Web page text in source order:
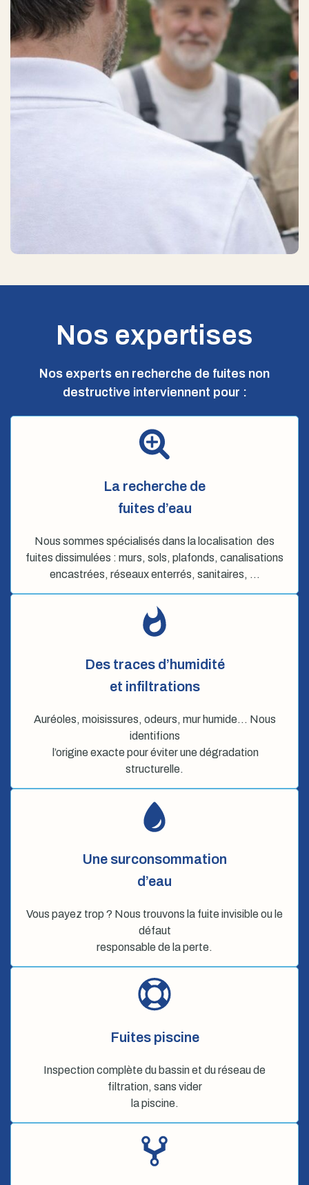
Nos expertises
Nos experts en recherche de fuites non
destructive interviennent pour :
La recherche de
fuites d’eau
Nous sommes spécialisés dans la localisation des
fuites dissimulées : murs, sols, plafonds, canalisations
encastrées, réseaux enterrés, sanitaires, …
Des traces d’humidité
et infiltrations
Auréoles, moisissures, odeurs, mur humide… Nous
identifions
l’origine exacte pour éviter une dégradation
structurelle.
Une surconsommation
d’eau
Vous payez trop ? Nous trouvons la fuite invisible ou le
défaut
responsable de la perte.
Fuites piscine
Inspection complète du bassin et du réseau de
filtration, sans vider
la piscine.